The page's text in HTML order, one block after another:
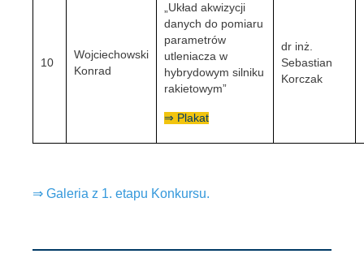
10
Wojciechowski
Konrad
„Układ akwizycji
danych do pomiaru
parametrów
utleniacza w
hybrydowym silniku
rakietowym”
⇒ Plakat
dr inż.
Sebastian
Korczak
⇒ Galeria z 1. etapu Konkursu.